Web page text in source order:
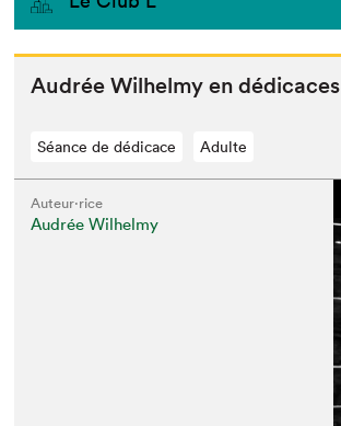
Audrée Wil­helmy en dédicaces
Séance de dédicace Adulte
Auteur·rice
Audrée Wilhelmy